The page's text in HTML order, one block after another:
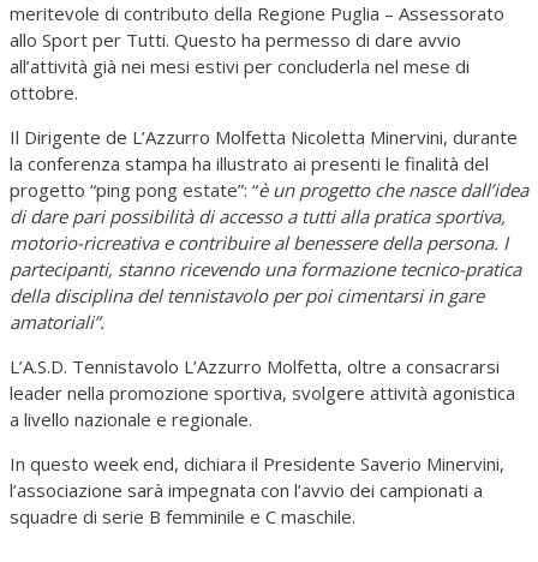
meritevole di contributo della Regione Puglia – Assessorato
allo Sport per Tutti. Questo ha permesso di dare avvio
all’attività già nei mesi estivi per concluderla nel mese di
ottobre.
Il Dirigente de L’Azzurro Molfetta Nicoletta Minervini, durante
la conferenza stampa ha illustrato ai presenti le finalità del
progetto “ping pong estate”: “è un progetto che nasce dall’idea
di dare pari possibilità di accesso a tutti alla pratica sportiva,
motorio-ricreativa e contribuire al benessere della persona. I
partecipanti, stanno ricevendo una formazione tecnico-pratica
della disciplina del tennistavolo per poi cimentarsi in gare
amatoriali”.
L’A.S.D. Tennistavolo L’Azzurro Molfetta, oltre a consacrarsi
leader nella promozione sportiva, svolgere attività agonistica
a livello nazionale e regionale.
In questo week end, dichiara il Presidente Saverio Minervini,
l’associazione sarà impegnata con l’avvio dei campionati a
squadre di serie B femminile e C maschile.